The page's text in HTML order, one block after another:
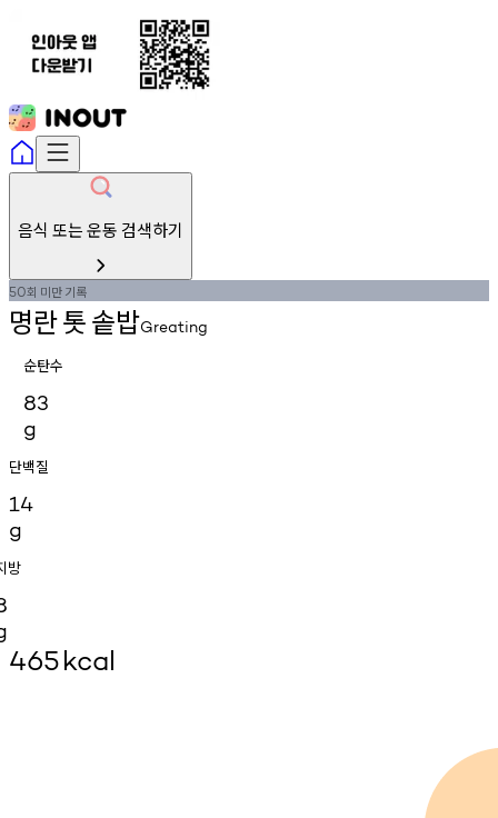
음식 또는 운동 검색하기
50회 미만기록
명란톳솥밥Greating
순탄수
83
g
단백질
14
g
방
465kcal